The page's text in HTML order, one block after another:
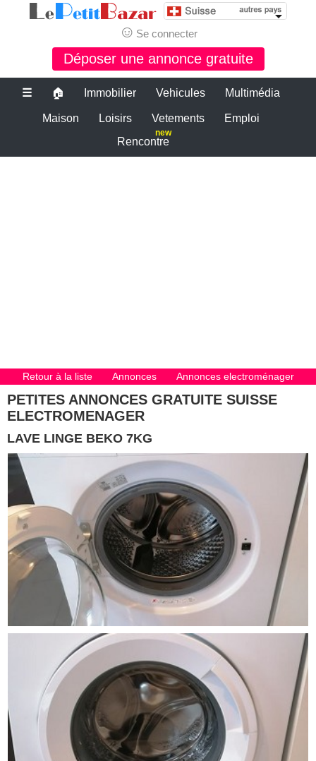
☺ Se connecter
Déposer une annonce gratuite
☰ 🏠 Immobilier Vehicules Multimédia
Maison Loisirs Vetements
Emploi
Rencontre
new
Retour à la liste Annonces Annonces electroménager
PETITES ANNONCES GRATUITE SUISSE
ELECTROMENAGER
LAVE LINGE BEKO 7KG